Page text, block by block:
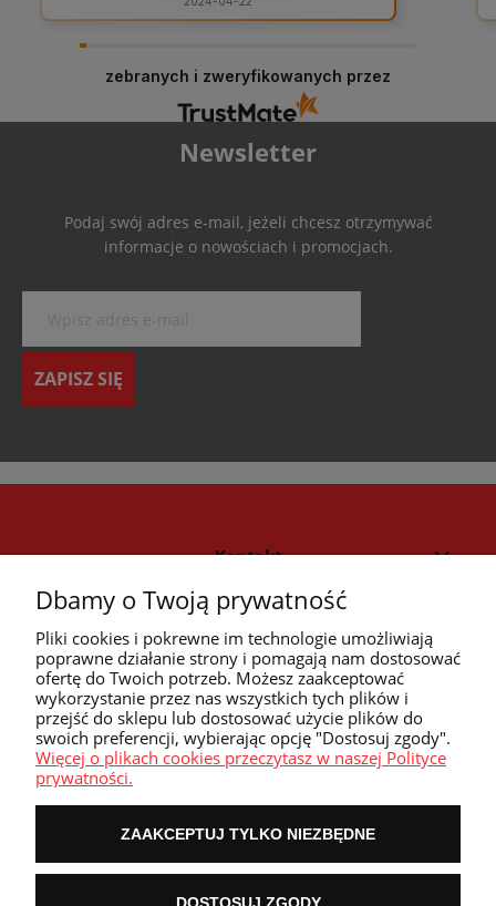
zebranych i zweryfikowanych przez
Newsletter
Podaj swój adres e-mail, jeżeli chcesz otrzymywać
informacje o nowościach i promocjach.
ZAPISZ SIĘ
Strefa klienta
Przyczółek
Przydatne linki
Kontakt
POKAŻ PEŁNĄ WERSJĘ STRONY
Dbamy o Twoją prywatność
Pliki cookies i pokrewne im technologie umożliwiają
poprawne działanie strony i pomagają nam dostosować
ofertę do Twoich potrzeb. Możesz zaakceptować
wykorzystanie przez nas wszystkich tych plików i
przejść do sklepu lub dostosować użycie plików do
swoich preferencji, wybierając opcję "Dostosuj zgody".
Więcej o plikach cookies przeczytasz w naszej Polityce
prywatności.
ZAAKCEPTUJ TYLKO NIEZBĘDNE